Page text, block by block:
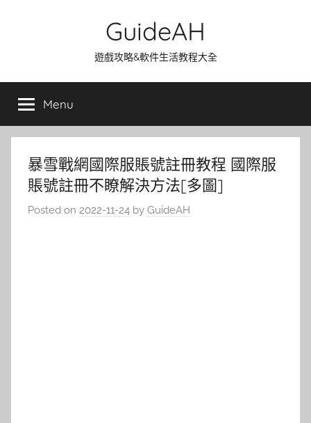
GuideAH
遊戲攻略&軟件生活教程大全
Menu
暴雪戰網國際服賬號註冊教程 國際服
賬號註冊不瞭解決方法[多圖]
Posted on 2022-11-24 by GuideAH